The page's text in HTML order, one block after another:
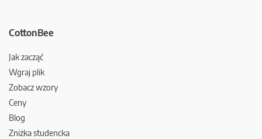
CottonBee
Jak zacząć
Wgraj plik
Zobacz wzory
Ceny
Blog
Zniżka studencka